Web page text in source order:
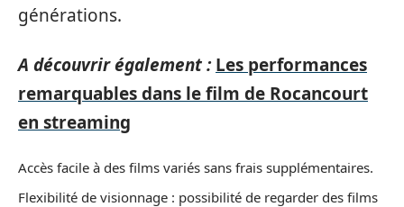
générations.
A découvrir également : Les performances
remarquables dans le film de Rocancourt
en streaming
Accès facile à des films variés sans frais supplémentaires.
Flexibilité de visionnage : possibilité de regarder des films